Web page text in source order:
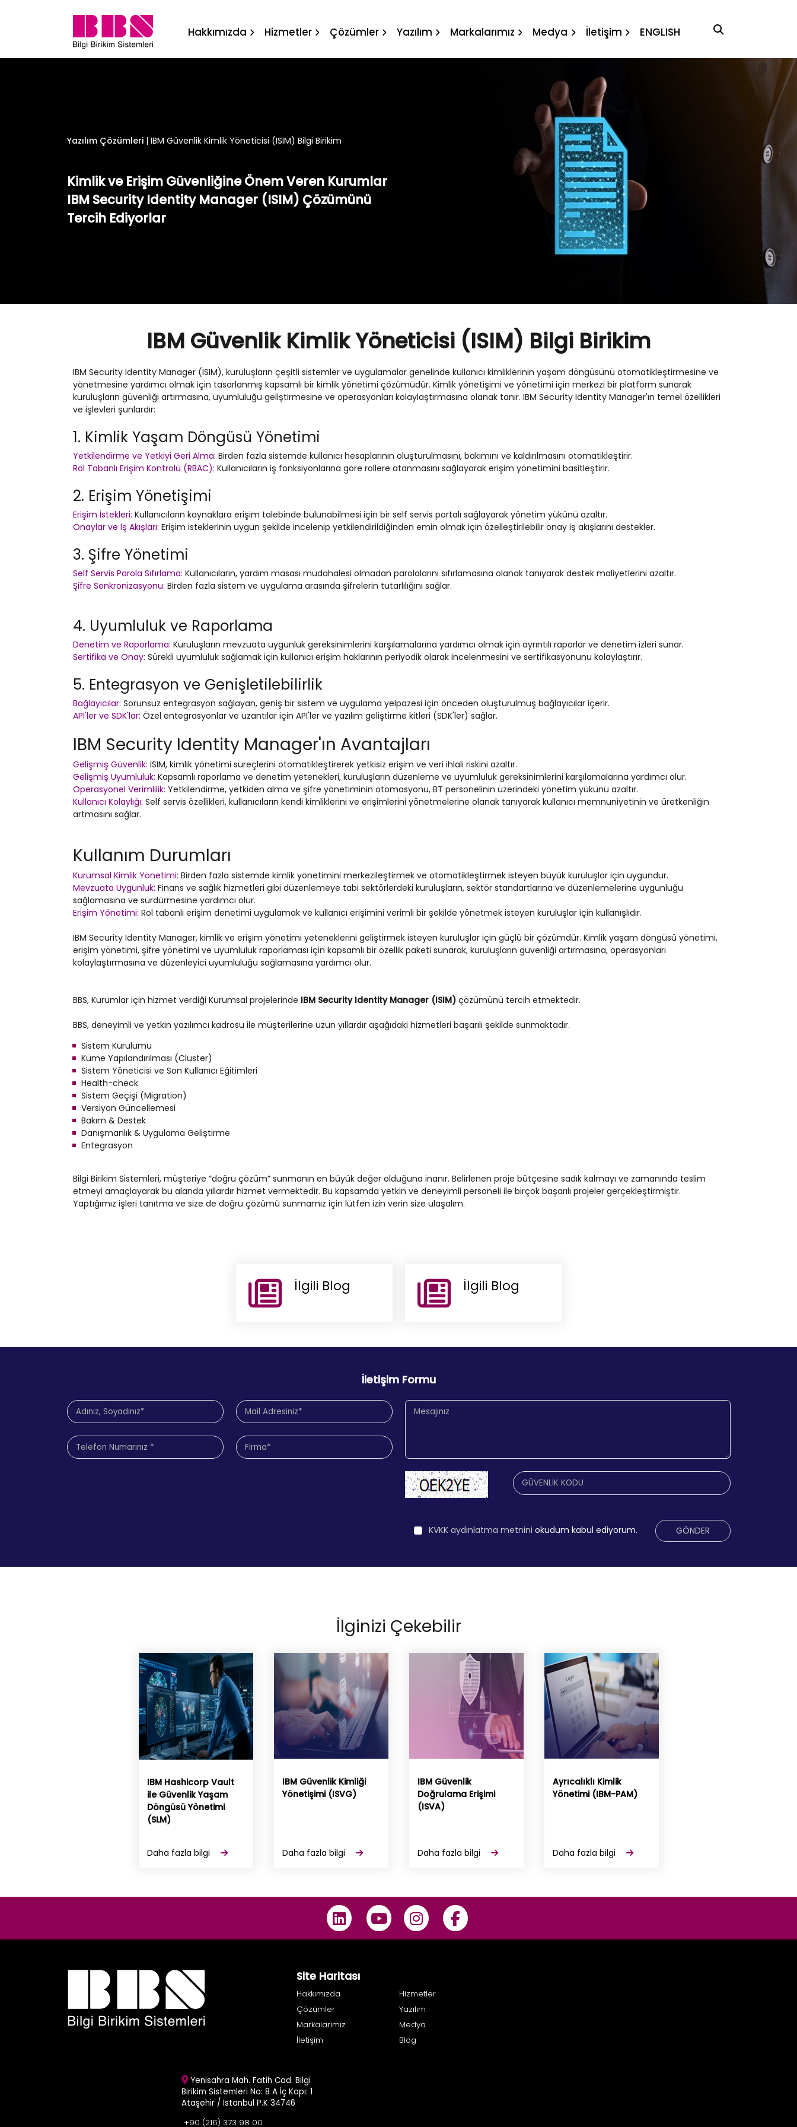
IBM Güvenlik Kimlik Yöneticisi (ISIM) Bilgi Birikim
Hakkımızda Hizmetler Çözümler Yazılım Markalarımız Medya İletişim ENGLISH
Yazılım Çözümleri | IBM Güvenlik Kimlik Yöneticisi (ISIM) Bilgi Birikim
Kimlik ve Erişim Güvenliğine Önem Veren Kurumlar
IBM Security Identity Manager (ISIM) Çözümünü
Tercih Ediyorlar
IBM Güvenlik Kimlik Yöneticisi (ISIM) Bilgi Birikim
IBM Security Identity Manager (ISIM), kuruluşların çeşitli sistemler ve uygulamalar genelinde kullanıcı kimliklerinin yaşam döngüsünü otomatikleştirmesine ve
yönetmesine yardımcı olmak için tasarlanmış kapsamlı bir kimlik yönetimi çözümüdür. Kimlik yönetişimi ve yönetimi için merkezi bir platform sunarak
kuruluşların güvenliği artırmasına, uyumluluğu geliştirmesine ve operasyonları kolaylaştırmasına olanak tanır. IBM Security Identity Manager'ın temel özellikleri
ve işlevleri şunlardır:
1. Kimlik Yaşam Döngüsü Yönetimi
Yetkilendirme ve Yetkiyi Geri Alma: Birden fazla sistemde kullanıcı hesaplarının oluşturulmasını, bakımını ve kaldırılmasını otomatikleştirir.
Rol Tabanlı Erişim Kontrolü (RBAC): Kullanıcıların iş fonksiyonlarına göre rollere atanmasını sağlayarak erişim yönetimini basitleştirir.
2. Erişim Yönetişimi
Erişim İstekleri: Kullanıcıların kaynaklara erişim talebinde bulunabilmesi için bir self servis portalı sağlayarak yönetim yükünü azaltır.
Onaylar ve İş Akışları: Erişim isteklerinin uygun şekilde incelenip yetkilendirildiğinden emin olmak için özelleştirilebilir onay iş akışlarını destekler.
3. Şifre Yönetimi
Self Servis Parola Sıfırlama: Kullanıcıların, yardım masası müdahalesi olmadan parolalarını sıfırlamasına olanak tanıyarak destek maliyetlerini azaltır.
Şifre Senkronizasyonu: Birden fazla sistem ve uygulama arasında şifrelerin tutarlılığını sağlar.
4. Uyumluluk ve Raporlama
Denetim ve Raporlama: Kuruluşların mevzuata uygunluk gereksinimlerini karşılamalarına yardımcı olmak için ayrıntılı raporlar ve denetim izleri sunar.
Sertifika ve Onay: Sürekli uyumluluk sağlamak için kullanıcı erişim haklarının periyodik olarak incelenmesini ve sertifikasyonunu kolaylaştırır.
5. Entegrasyon ve Genişletilebilirlik
Bağlayıcılar: Sorunsuz entegrasyon sağlayan, geniş bir sistem ve uygulama yelpazesi için önceden oluşturulmuş bağlayıcılar içerir.
API'ler ve SDK'lar: Özel entegrasyonlar ve uzantılar için API'ler ve yazılım geliştirme kitleri (SDK'ler) sağlar.
IBM Security Identity Manager'ın Avantajları
Gelişmiş Güvenlik: ISIM, kimlik yönetimi süreçlerini otomatikleştirerek yetkisiz erişim ve veri ihlali riskini azaltır.
Gelişmiş Uyumluluk: Kapsamlı raporlama ve denetim yetenekleri, kuruluşların düzenleme ve uyumluluk gereksinimlerini karşılamalarına yardımcı olur.
Operasyonel Verimlilik: Yetkilendirme, yetkiden alma ve şifre yönetiminin otomasyonu, BT personelinin üzerindeki yönetim yükünü azaltır.
Kullanıcı Kolaylığı: Self servis özellikleri, kullanıcıların kendi kimliklerini ve erişimlerini yönetmelerine olanak tanıyarak kullanıcı memnuniyetinin ve üretkenliğin
artmasını sağlar.
Kullanım Durumları
Kurumsal Kimlik Yönetimi: Birden fazla sistemde kimlik yönetimini merkezileştirmek ve otomatikleştirmek isteyen büyük kuruluşlar için uygundur.
Mevzuata Uygunluk: Finans ve sağlık hizmetleri gibi düzenlemeye tabi sektörlerdeki kuruluşların, sektör standartlarına ve düzenlemelerine uygunluğu
sağlamasına ve sürdürmesine yardımcı olur.
Erişim Yönetimi: Rol tabanlı erişim denetimi uygulamak ve kullanıcı erişimini verimli bir şekilde yönetmek isteyen kuruluşlar için kullanışlıdır.
IBM Security Identity Manager, kimlik ve erişim yönetimi yeteneklerini geliştirmek isteyen kuruluşlar için güçlü bir çözümdür. Kimlik yaşam döngüsü yönetimi,
erişim yönetimi, şifre yönetimi ve uyumluluk raporlaması için kapsamlı bir özellik paketi sunarak, kuruluşların güvenliği artırmasına, operasyonları
kolaylaştırmasına ve düzenleyici uyumluluğu sağlamasına yardımcı olur.
BBS, Kurumlar için hizmet verdiği Kurumsal projelerinde IBM Security Identity Manager (ISIM) çözümünü tercih etmektedir.
BBS, deneyimli ve yetkin yazılımcı kadrosu ile müşterilerine uzun yıllardır aşağıdaki hizmetleri başarılı şekilde sunmaktadır.
Sistem Kurulumu
Küme Yapılandırılması (Cluster)
Sistem Yöneticisi ve Son Kullanıcı Eğitimleri
Health-check
Sistem Geçişi (Migration)
Versiyon Güncellemesi
Bakım & Destek
Danışmanlık & Uygulama Geliştirme
Entegrasyon
Bilgi Birikim Sistemleri, müşteriye “doğru çözüm” sunmanın en büyük değer olduğuna inanır. Belirlenen proje bütçesine sadık kalmayı ve zamanında teslim
etmeyi amaçlayarak bu alanda yıllardır hizmet vermektedir. Bu kapsamda yetkin ve deneyimli personeli ile birçok başarılı projeler gerçekleştirmiştir.
Yaptığımız işleri tanıtma ve size de doğru çözümü sunmamız için lütfen izin verin size ulaşalım.
İlgili Blog İlgili Blog
İletişim Formu
KVKK aydınlatma metniniokudum kabul ediyorum. GÖNDER
İlginizi Çekebilir
IBM Hashicorp Vault
ile Güvenlik Yaşam
Döngüsü Yönetimi
(SLM)
Daha fazla bilgi
IBM Güvenlik Kimliği
Yönetişimi (ISVG)
Daha fazla bilgi
IBM Güvenlik
Doğrulama Erişimi
(ISVA)
Daha fazla bilgi
Ayrıcalıklı Kimlik
Yönetimi (IBM-PAM)
Daha fazla bilgi
Site Haritası
Hakkımızda
Hizmetler
Çözümler
Yazılım
Markalarımız
Medya
İletişim
Blog
Yenisahra Mah. Fatih Cad. Bilgi
Birikim Sistemleri No: 8 A İç Kapı: 1
Ataşehir / İstanbul P.K 34746
+90 (216) 373 98 00